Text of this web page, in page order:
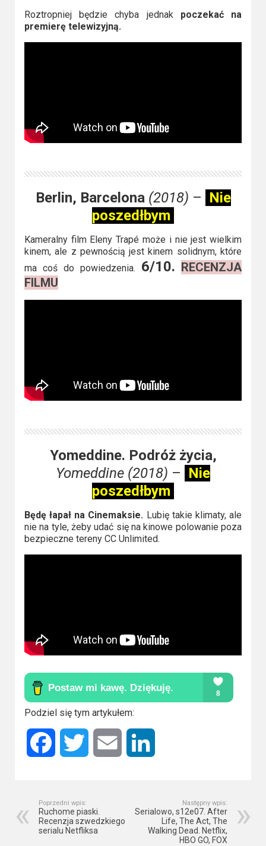
Roztropniej będzie chyba jednak poczekać na
premierę telewizyjną.
Berlin, Barcelona (2018) – Nie
poszedłbym
Kameralny film Eleny Trapé może i nie jest wielkim
kinem, ale z pewnością jest kinem solidnym, które
ma coś do powiedzenia. 6/10. RECENZJA
FILMU
Yomeddine. Podróż życia,
Yomeddine (2018) – Nie
poszedłbym
Będę łapał na Cinemaksie. Lubię takie klimaty, ale
nie na tyle, żeby udać się na kinowe polowanie poza
bezpieczne tereny CC Unlimited.
Podziel się tym artykułem:
Facebook Twitter Email
Poprzedni wpis:
Ruchome piaski.
Recenzja szwedzkiego
serialu Netfliksa
Następny wpis:
Serialowo, s12e07. After
Life, The Act, The
Walking Dead. Netflix,
HBO GO, FOX